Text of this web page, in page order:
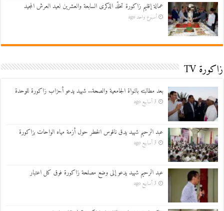
عمالة إقليم زاكورة تخلّد الذكرى السابعة والعشرين لعيد العرش المجيد
أسبوع واحد ago
زاكورة TV
بعد مطالبته بالنواة الجامعية والصحة.. شهيد يدعو أحزاب زاكورة للوحدة
3 أسابيع ago
عبد الرحيم شهيد يدق ناقوس الخطر حول أزمة مياه الواحات بزاكورة
3 أسابيع ago
عبد الرحيم شهيد يدعو إلى وضع مصلحة زاكورة فوق كل اعتبار
3 أسابيع ago